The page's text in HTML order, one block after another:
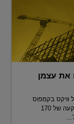
את עצמן
וויקס בקמפוס
גלילות: עם 2,500 עובדים, היא נכנסה להשקעה של 170